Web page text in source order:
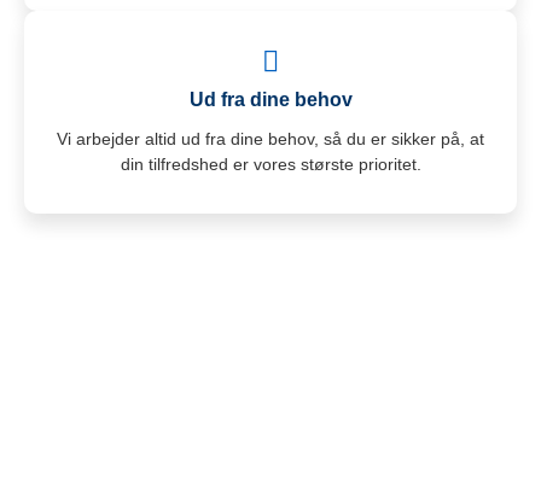
Ud fra dine behov
Vi arbejder altid ud fra dine behov, så du er sikker på, at
din tilfredshed er vores største prioritet.